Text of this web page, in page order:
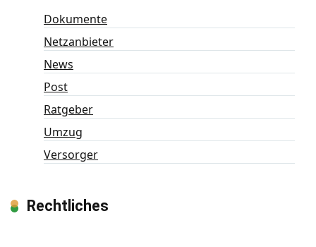
Dokumente
Netzanbieter
News
Post
Ratgeber
Umzug
Versorger
Rechtliches